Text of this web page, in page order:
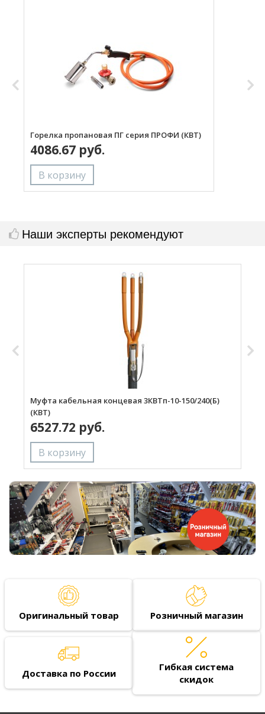
Горелка пропановая ПГ серия ПРОФИ (КВТ)
4086.67 руб.
Наши эксперты рекомендуют
Муфта кабельная концевая 3КВТп-10-150/240(Б)
(КВТ)
6527.72 руб.
Оригинальный товар Розничный магазин
Доставка по России
Гибкая система
скидок